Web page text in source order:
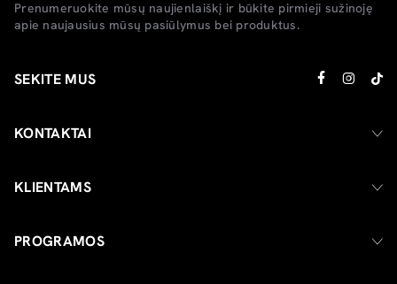
Prenumeruokite mūsų naujienlaiškį ir būkite pirmieji sužinoję
apie naujausius mūsų pasiūlymus bei produktus.
SEKITE MUS
KONTAKTAI
KLIENTAMS
PROGRAMOS